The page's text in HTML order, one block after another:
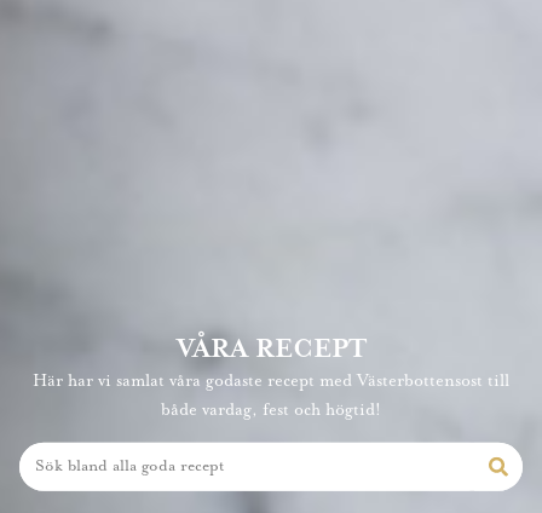
VÅRA RECEPT
Här har vi samlat våra godaste recept med Västerbottensost till
både vardag, fest och högtid!